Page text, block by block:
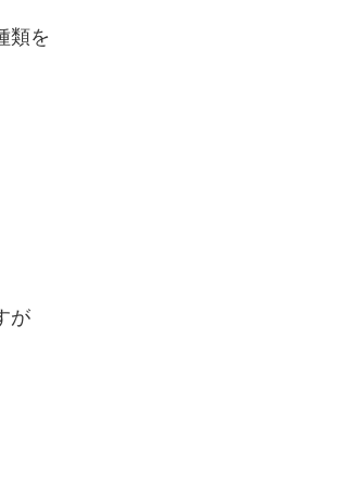
類を
が